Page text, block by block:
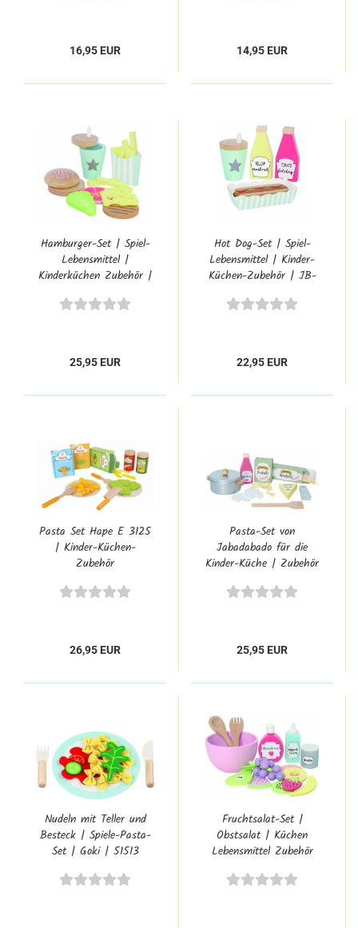
16,95 EUR 14,95 EUR
Hamburger-Set | Spiel-
Lebensmittel |
Kinderküchen Zubehör |
25,95 EUR
Hot Dog-Set | Spiel-
Lebensmittel | Kinder-
Küchen-Zubehör | JB-
22,95 EUR
Pasta Set Hape E 3125
| Kinder-Küchen-
Zubehör
26,95 EUR
Pasta-Set von
Jabadabado für die
Kinder-Küche | Zubehör
25,95 EUR
Nudeln mit Teller und
Besteck | Spiele-Pasta-
Set | Goki | 51513
Fruchtsalat-Set |
Obstsalat | Küchen
Lebensmittel Zubehör